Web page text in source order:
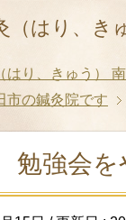
（はり、き
はり、きゅう）
の鍼灸院です
強会を